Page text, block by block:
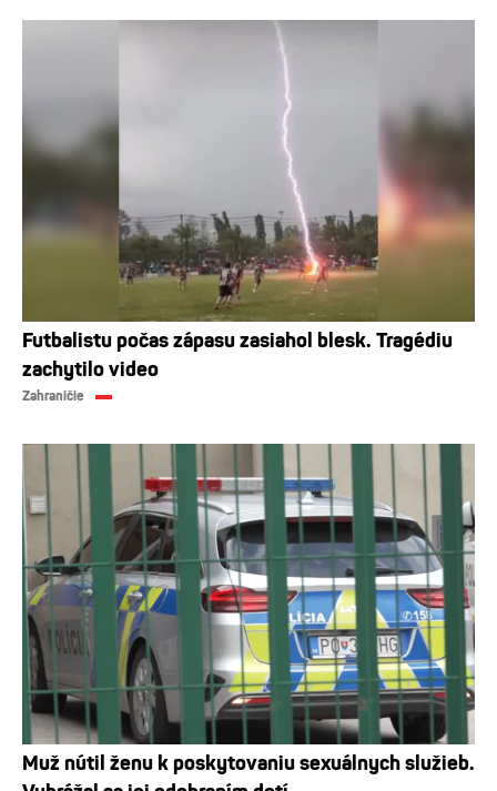
Futbalistu počas zápasu zasiahol blesk. Tragédiu
zachytilo video
Zahraničie
Muž nútil ženu k poskytovaniu sexuálnych služieb.